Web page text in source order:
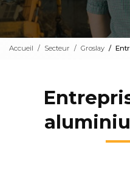
Accueil Secteur Groslay